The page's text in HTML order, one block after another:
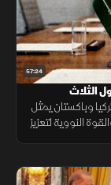
57:24
الثلاث
وباكستان يمثل
النووية لتعزيز